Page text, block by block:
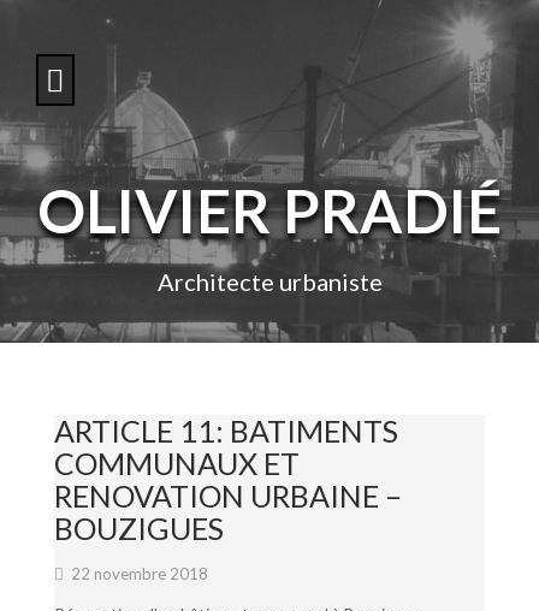
o
c
n
e
OLIVIER PRADIÉ
Architecte urbaniste
ARTICLE 11: BATIMENTS
COMMUNAUX ET
RENOVATION URBAINE –
BOUZIGUES
22 novembre 2018